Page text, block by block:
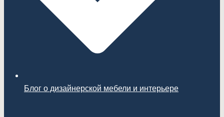
Блог о дизайнерской мебели и интерьере